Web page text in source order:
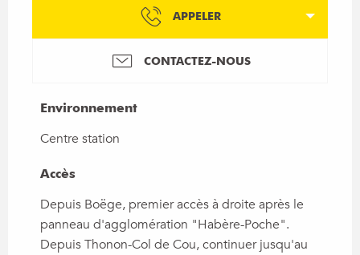
APPELER
CONTACTEZ-NOUS
Environnement
Environnement
Centre station
Accès
Accès
Depuis Boëge, premier accès à droite après le
panneau d'agglomération "Habère-Poche".
Depuis Thonon-Col de Cou, continuer jusqu'au